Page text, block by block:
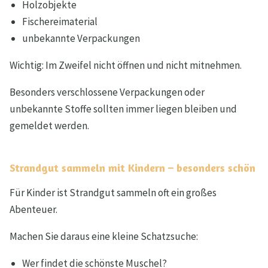
Holzobjekte
Fischereimaterial
unbekannte Verpackungen
Wichtig: Im Zweifel nicht öffnen und nicht mitnehmen.
Besonders verschlossene Verpackungen oder
unbekannte Stoffe sollten immer liegen bleiben und
gemeldet werden.
Strandgut sammeln mit Kindern – besonders schön
Für Kinder ist Strandgut sammeln oft ein großes
Abenteuer.
Machen Sie daraus eine kleine Schatzsuche:
Wer findet die schönste Muschel?